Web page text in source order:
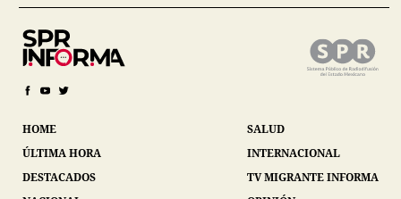
HOME
ÚLTIMA HORA
DESTACADOS
SALUD
INTERNACIONAL
TV MIGRANTE INFORMA